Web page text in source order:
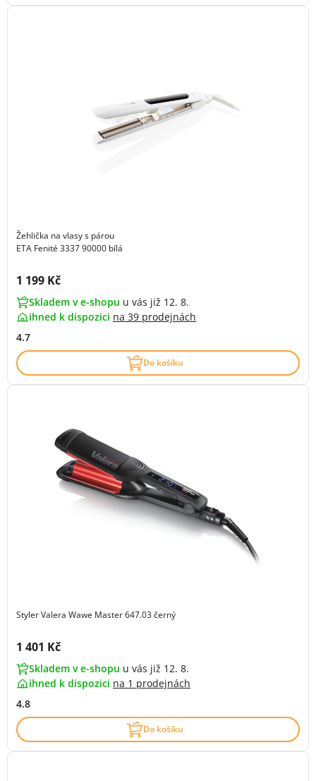
Žehlička na vlasy s párou
ETA Fenité 3337 90000 bílá
Cena s DPH:
1 199 Kč
Skladem v e-shopu u vás již 12. 8.
ihned k dispozici na 39 prodejnách
4.7
Do košíku
Styler Valera Wawe Master 647.03 černý
Cena s DPH:
1 401 Kč
Skladem v e-shopu u vás již 12. 8.
ihned k dispozici na 1 prodejnách
4.8
Do košíku